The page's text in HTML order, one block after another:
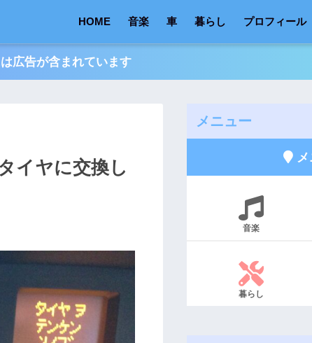
HOME 音楽 車 暮らし プロフィール
広告が含まれています
イヤに交換し
メニュー
メ
音楽
暮らし